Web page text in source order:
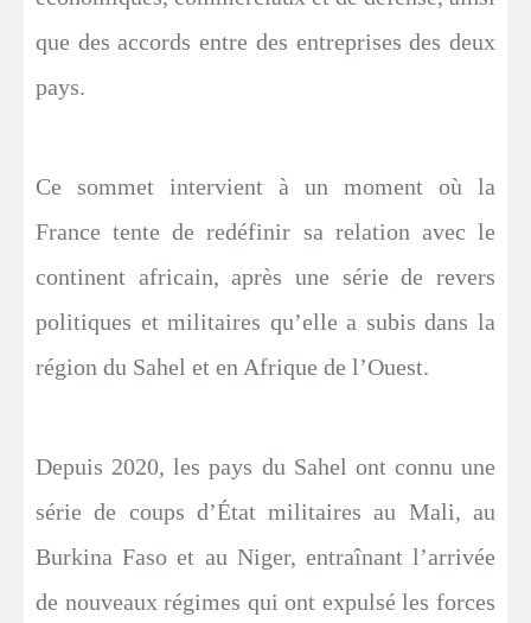
que des accords entre des entreprises des deux
pays.
Ce sommet intervient à un moment où la
France tente de redéfinir sa relation avec le
continent africain, après une série de revers
politiques et militaires qu’elle a subis dans la
région du Sahel et en Afrique de l’Ouest.
Depuis 2020, les pays du Sahel ont connu une
série de coups d’État militaires au Mali, au
Burkina Faso et au Niger, entraînant l’arrivée
de nouveaux régimes qui ont expulsé les forces